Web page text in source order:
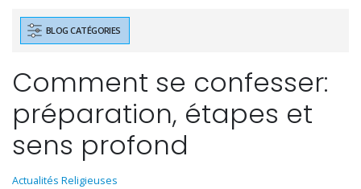
BLOG CATÉGORIES
Comment se confesser:
préparation, étapes et
sens profond
Actualités Religieuses